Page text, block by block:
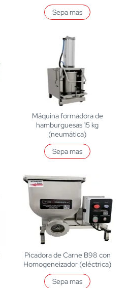
Sepa mas
Máquina formadora de
hamburguesas 15 kg
(neumática)
Sepa mas
Picadora de Carne B98 con
Homogeneizador (eléctrica)
Sepa mas